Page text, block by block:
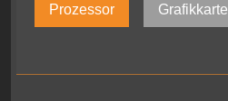
Prozessor Grafikkarte